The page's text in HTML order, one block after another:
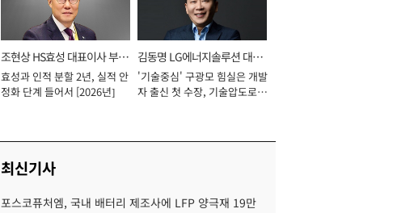
조현상 HS효성 대표이사 부회
장
효성과 인적 분할 2년, 실적 안
정화 단계 들어서 [2026년]
김동명 LG에너지솔루션 대표
이사 사장
'기술중심' 구광모 힘실은 개발
자 출신 첫 수장, 기술압도로
최신기사
포스코퓨처엠, 국내 배터리 제조사에 LFP 양극재 19만